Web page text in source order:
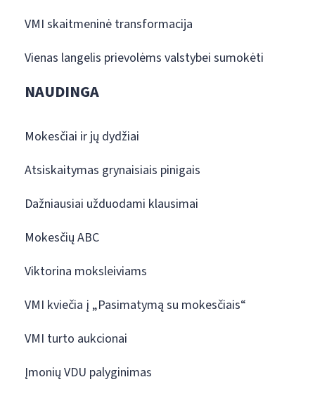
VMI skaitmeninė transformacija
Vienas langelis prievolėms valstybei sumokėti
NAUDINGA
Mokesčiai ir jų dydžiai
Atsiskaitymas grynaisiais pinigais
Dažniausiai užduodami klausimai
Mokesčių ABC
Viktorina moksleiviams
VMI kviečia į „Pasimatymą su mokesčiais“
VMI turto aukcionai
Įmonių VDU palyginimas